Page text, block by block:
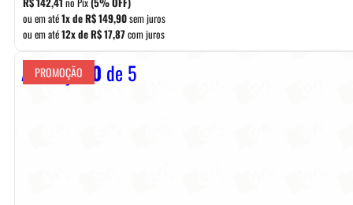
era:
R$ 169,90.
é:
R$ 149,90.
ou em até1x deR$149,90sem juros
ou em até12x deR$17,87com juros
Avaliação 0 de 5
PROMOÇÃO